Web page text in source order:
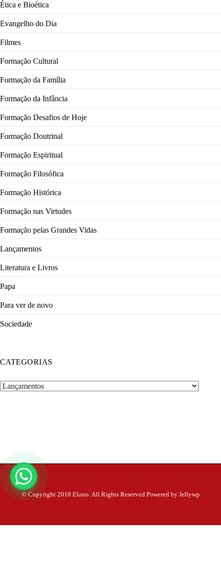
Ética e Bioética
Evangelho do Dia
Filmes
Formação Cultural
Formação da Família
Formação da Infância
Formação Desafios de Hoje
Formação Doutrinal
Formação Espiritual
Formação Filosófica
Formação Histórica
Formação nas Virtudes
Formação pelas Grandes Vidas
Lançamentos
Literatura e Livros
Papa
Para ver de novo
Sociedade
CATEGORIAS
Categorias
© Copyright 2018 Elono. All Rights Reserved Powered by Jellywp